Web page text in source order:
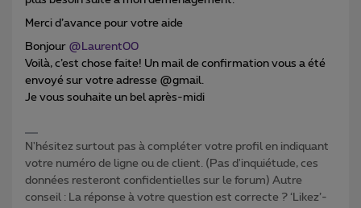
Merci d’avance pour votre aide
Bonjour @Laurent00
Voilà, c’est chose faite! Un mail de confirmation vous a été
envoyé sur votre adresse @gmail.
Je vous souhaite un bel après-midi
N'hésitez surtout pas à compléter votre profil en indiquant
votre numéro de ligne ou de client. (Pas d'inquiétude, ces
données resteront confidentielles sur le forum) Autre
conseil : La réponse à votre question est correcte ? ‘Likez’-